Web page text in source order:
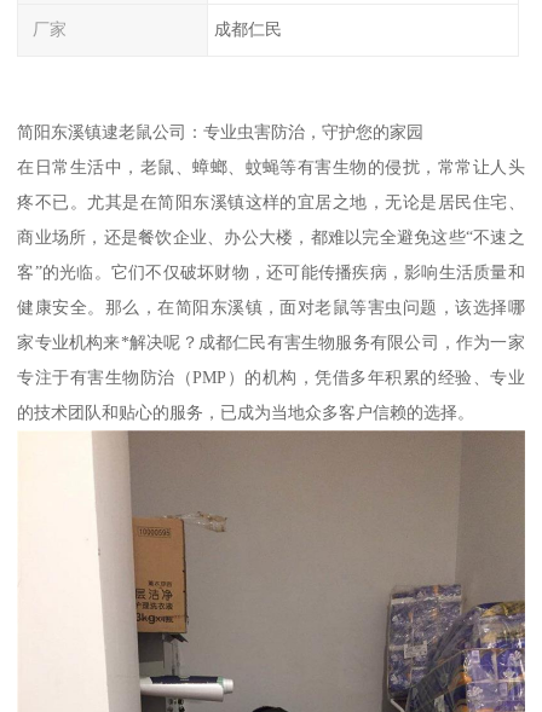
厂家 成都仁民
简阳东溪镇逮老鼠公司：专业虫害防治，守护您的家园
在日常生活中，老鼠、蟑螂、蚊蝇等有害生物的侵扰，常常让人头
疼不已。尤其是在简阳东溪镇这样的宜居之地，无论是居民住宅、
商业场所，还是餐饮企业、办公大楼，都难以完全避免这些“不速之
客”的光临。它们不仅破坏财物，还可能传播疾病，影响生活质量和
健康安全。那么，在简阳东溪镇，面对老鼠等害虫问题，该选择哪
家专业机构来*解决呢？成都仁民有害生物服务有限公司，作为一家
专注于有害生物防治（PMP）的机构，凭借多年积累的经验、专业
的技术团队和贴心的服务，已成为当地众多客户信赖的选择。